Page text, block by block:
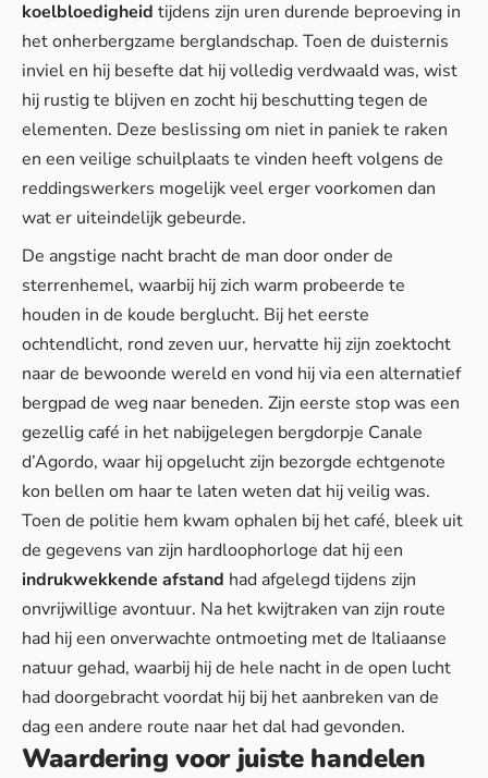
koelbloedigheid tijdens zijn uren durende beproeving in
het onherbergzame berglandschap. Toen de duisternis
inviel en hij besefte dat hij volledig verdwaald was, wist
hij rustig te blijven en zocht hij beschutting tegen de
elementen. Deze beslissing om niet in paniek te raken
en een veilige schuilplaats te vinden heeft volgens de
reddingswerkers mogelijk veel erger voorkomen dan
wat er uiteindelijk gebeurde.
De angstige nacht bracht de man door onder de
sterrenhemel, waarbij hij zich warm probeerde te
houden in de koude berglucht. Bij het eerste
ochtendlicht, rond zeven uur, hervatte hij zijn zoektocht
naar de bewoonde wereld en vond hij via een alternatief
bergpad de weg naar beneden. Zijn eerste stop was een
gezellig café in het nabijgelegen bergdorpje Canale
d’Agordo, waar hij opgelucht zijn bezorgde echtgenote
kon bellen om haar te laten weten dat hij veilig was.
Toen de politie hem kwam ophalen bij het café, bleek uit
de gegevens van zijn hardloophorloge dat hij een
indrukwekkende afstand had afgelegd tijdens zijn
onvrijwillige avontuur. Na het kwijtraken van zijn route
had hijeen onverwachte ontmoeting met de Italiaanse
natuur gehad, waarbij hij de hele nacht in de open lucht
had doorgebracht voordat hij bij het aanbreken van de
dag een andere route naar het dal had gevonden.
Waardering voor juiste handelen